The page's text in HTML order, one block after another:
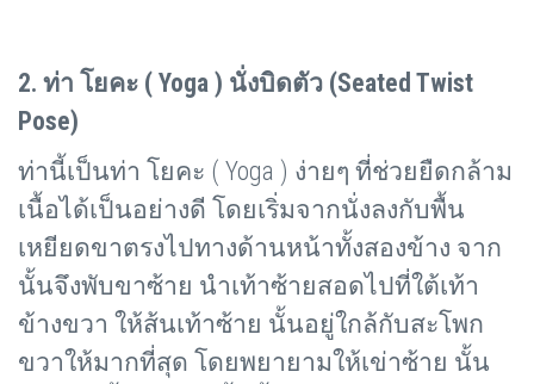
2. ท่า โยคะ ( Yoga ) นั่งบิดตัว (Seated Twist
Pose)
ท่านี้เป็นท่า โยคะ ( Yoga ) ง่ายๆ ที่ช่วยยืดกล้าม
เนื้อได้เป็นอย่างดี โดยเริ่มจากนั่งลงกับพื้น
เหยียดขาตรงไปทางด้านหน้าทั้งสองข้าง จาก
นั้นจึงพับขาซ้าย นำเท้าซ้ายสอดไปที่ใต้เท้า
ข้างขวา ให้ส้นเท้าซ้าย นั้นอยู่ใกล้กับสะโพก
ขวาให้มากที่สุด โดยพยายามให้เข่าซ้าย นั้น